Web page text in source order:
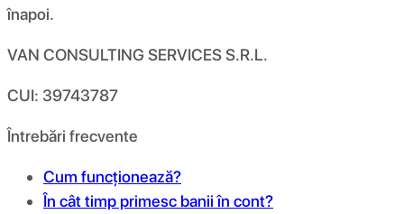
înapoi.
VAN CONSULTING SERVICES S.R.L.
CUI: 39743787
Întrebări frecvente
Cum funcționează?
În cât timp primesc banii în cont?